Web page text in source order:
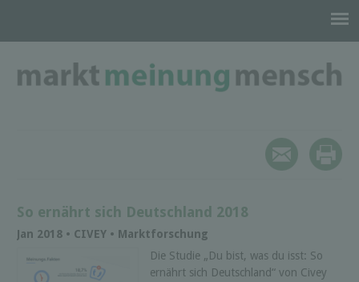
So ernährt sich Deutschland 2018
Jan 2018 • CIVEY • Marktforschung
Die Studie „Du bist, was du isst: So
ernährt sich Deutschland“ von Civey